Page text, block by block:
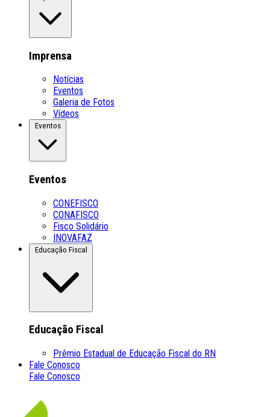
Imprensa
Notícias
Eventos
Galeria de Fotos
Vídeos
Eventos
Eventos
CONEFISCO
CONAFISCO
Fisco Solidário
INOVAFAZ
Educação Fiscal
Educação Fiscal
Prêmio Estadual de Educação Fiscal do RN
Fale Conosco
Fale Conosco